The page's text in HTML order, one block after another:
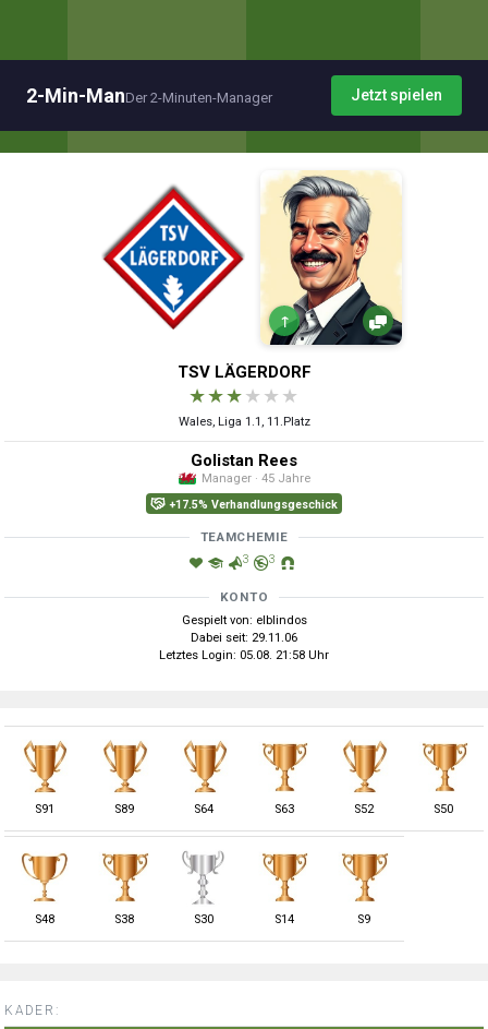
2-Min-ManDer 2-Minuten-Manager Jetzt spielen
↑
TSV LÄGERDORF
★★★★ ★ ★
Wales, Liga 1.1, 11.Platz
Golistan Rees
Manager · 45 Jahre
+17.5% Verhandlungsgeschick
TEAMCHEMIE
3 3
KONTO
Gespielt von: elblindos
Dabei seit: 29.11.06
Letztes Login: 05.08. 21:58 Uhr
S91 S89 S64 S63 S52 S50
S48 S38 S30 S14 S9
KADER: